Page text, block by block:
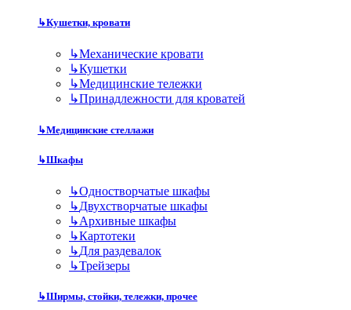
↳Кушетки, кровати
↳Механические кровати
↳Кушетки
↳Медицинские тележки
↳Принадлежности для кроватей
↳Медицинские стеллажи
↳Шкафы
↳Одностворчатые шкафы
↳Двухстворчатые шкафы
↳Архивные шкафы
↳Картотеки
↳Для раздевалок
↳Трейзеры
↳Ширмы, стойки, тележки, прочее